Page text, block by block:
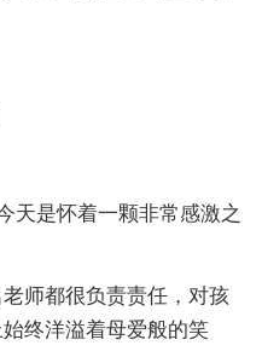
天是怀着一颗非常感激之
师都很负责责任，对孩
终洋溢着母爱般的笑